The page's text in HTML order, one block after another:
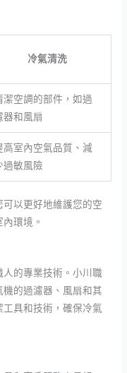
冷氣清洗
潔空調的部件，如過
器和風扇
高室內空氣品質、減
過敏風險
以更好地維護您的空
環境。
人的專業技術。小川職
的過濾器、風扇和其
具和技術，確保冷氣